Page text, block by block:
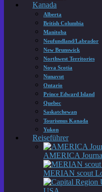
Kanada
Alberta
British Columbia
Manitoba
Neufundland/Labrador
New Brunswick
Northwest Territories
Nova Scotia
Nunavut
Ontario
Prince Edward Island
Quebec
Saskatchewan
Tourismus Kanada
Yukon
Reiseführer
AMERICA
MERIAN scout